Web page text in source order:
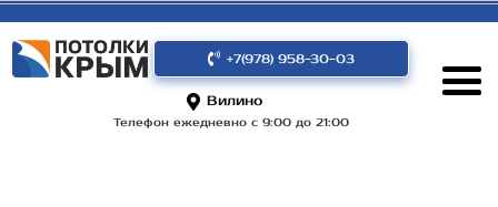
+7(978) 958-30-03
Вилино
Телефон ежедневно с 9:00 до 21:00